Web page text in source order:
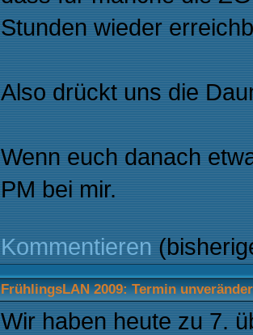
Stunden wieder
Also drückt uns die
Wenn euch danach
PM bei mir.
Kommentieren
FrühlingsLAN 2009: Termin
Wir haben heute zu 7.